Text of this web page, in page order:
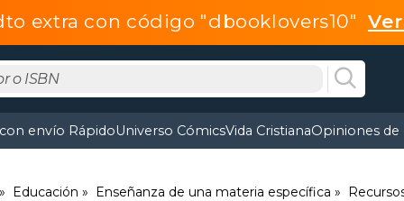
extra con código "dbooklovers10"
envío RápidoUniverso CómicsVida CristianaOpiniones de
Educación Enseñanza de una materia específica